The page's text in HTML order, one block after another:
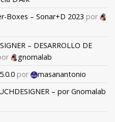
Boxes – Sonar+D 2023 por
– DESARROLLO DE
gnomalab
por
masanantonio
– por Gnomalab